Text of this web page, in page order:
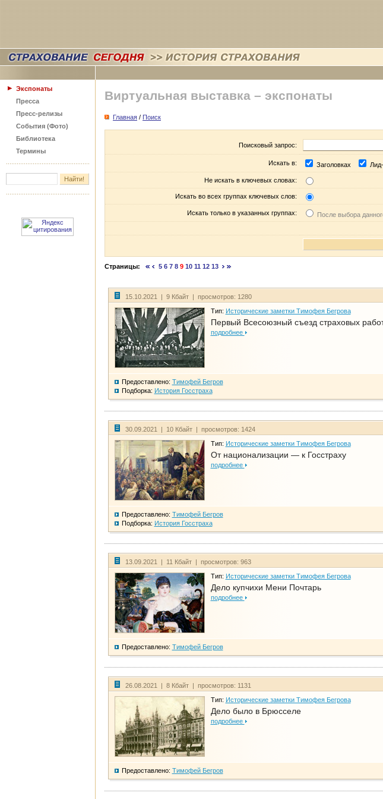
Экспонаты
Пресса
Пресс-релизы
События (Фото)
Библиотека
Термины
Виртуальная выставка – экспонаты
Главная / Поиск
Поисковый запрос:
Искать в: Заголовках
Не искать в ключевых словах:
Искать во всех группах ключевых слов:
Искать только в указанных группах: После выбора
Страницы: 5 6 7 8 9 10 11 12 13
15.10.2021 | 9 Кбайт | просмотров: 1280
Тип: Исторические заметки Тимофея Бегрова
Первый Всесоюзный съезд страховых
подробнее
Предоставлено: Тимофей Бегров
Подборка: История Госстраха
30.09.2021 | 10 Кбайт | просмотров: 1424
Тип: Исторические заметки Тимофея Бегрова
От национализации — к Госстраху
подробнее
Предоставлено: Тимофей Бегров
Подборка: История Госстраха
13.09.2021 | 11 Кбайт | просмотров: 963
Тип: Исторические заметки Тимофея Бегрова
Дело купчихи Мени Почтарь
подробнее
Предоставлено: Тимофей Бегров
26.08.2021 | 8 Кбайт | просмотров: 1131
Тип: Исторические заметки Тимофея Бегрова
Дело было в Брюсселе
подробнее
Предоставлено: Тимофей Бегров